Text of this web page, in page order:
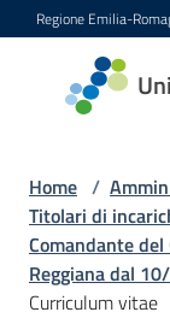
Vai al contenuto
Vai alla navigazione
Vai al footer
Regione Emilia-
Unione
Bassa
Menu
Home /
Titolari di
Comandante del
Reggiana dal
Curriculum vitae